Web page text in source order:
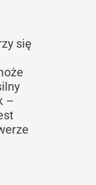
się
–